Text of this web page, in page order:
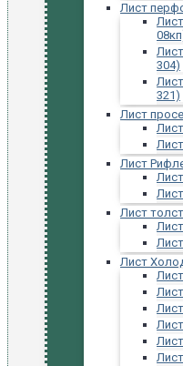
Лист
304)
321)
Лист
Лист
Лист
Лист